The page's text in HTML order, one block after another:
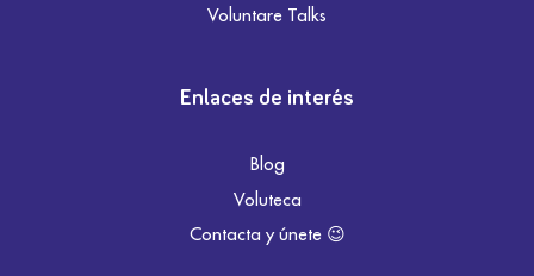
Voluntare Talks
Enlaces de interés
Blog
Voluteca
Contacta y únete 😉